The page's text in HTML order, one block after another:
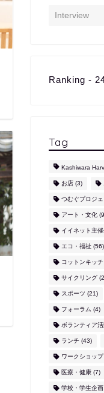
Ranking -
Tag
Kashiwara
お店 (3)
つむぐプロジェ
アート・文化
イイネット主
エコ・福祉(56)
コットンキッチ
サイクリング
スポーツ (21)
フォーラム (4)
ボランティア
ランチ(43)
ワークショッ
医療・健康(7)
学校・学生企画